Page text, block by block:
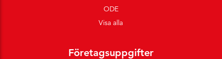
ODE
Visa alla
Företagsuppgifter